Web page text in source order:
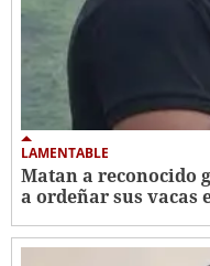
LAMENTABLE
Matan a reconocido
a ordeñar sus vacas